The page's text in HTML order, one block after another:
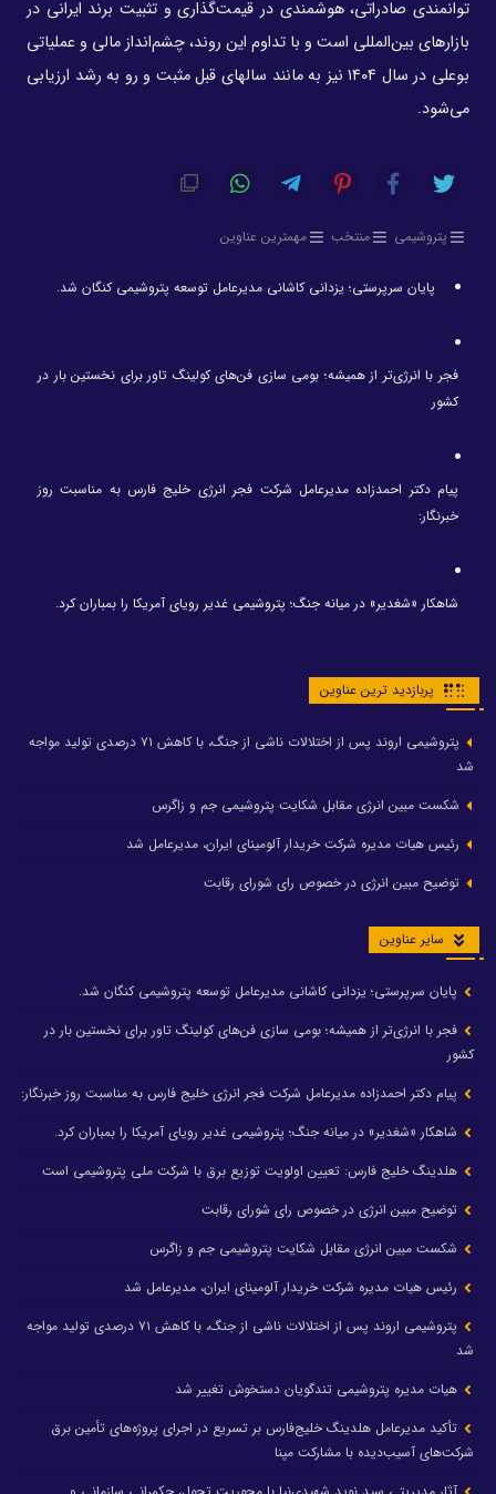
توانمندی صادراتی، هوشمندی در قیمت‌گذاری و تثبیت برند ایرانی در
بازارهای بین‌المللی است و با تداوم این روند، چشم‌انداز مالی و عملیاتی
بوعلی در سال ۱۴۰۴ نیز به مانند سالهای قبل مثبت و رو به رشد ارزیابی
می‌شود.
پتروشیمی منتخب مهمترین عناوین
پایان سرپرستی؛ یزدانی کاشانی مدیرعامل توسعه پتروشیمی کنگان شد.
فجر با انرژی‌تر از همیشه؛ بومی سازی فن‌های کولینگ تاور برای نخستین بار در
کشور
پیام دکتر احمدزاده مدیرعامل شرکت فجر انرژی خلیج فارس به مناسبت روز
خبرنگار:
شاهکار «شغدیر» در میانه جنگ؛ پتروشیمی غدیر رویای آمریکا را بمباران کرد.
پربازدید ترین عناوین
پتروشیمی اروند پس از اختلالات ناشی از جنگ، با کاهش ۷۱ درصدی تولید مواجه
شد
شکست مبین انرژی مقابل شکایت پتروشیمی جم و زاگرس
رئیس هیات مدیره شرکت خریدار آلومینای ایران، مدیرعامل شد
توضیح مبین انرژی در خصوص رای شورای رقابت
سایر عناوین
پایان سرپرستی؛ یزدانی کاشانی مدیرعامل توسعه پتروشیمی کنگان شد.
فجر با انرژی‌تر از همیشه؛ بومی سازی فن‌های کولینگ تاور برای نخستین بار در
کشور
پیام دکتر احمدزاده مدیرعامل شرکت فجر انرژی خلیج فارس به مناسبت روز خبرنگار:
شاهکار «شغدیر» در میانه جنگ؛ پتروشیمی غدیر رویای آمریکا را بمباران کرد.
هلدینگ خلیج فارس: تعیین اولویت توزیع برق با شرکت ملی پتروشیمی است
توضیح مبین انرژی در خصوص رای شورای رقابت
شکست مبین انرژی مقابل شکایت پتروشیمی جم و زاگرس
رئیس هیات مدیره شرکت خریدار آلومینای ایران، مدیرعامل شد
پتروشیمی اروند پس از اختلالات ناشی از جنگ، با کاهش ۷۱ درصدی تولید مواجه
شد
هیات مدیره پتروشیمی تندگویان دستخوش تغییر شد
تأکید مدیرعامل هلدینگ خلیج‌فارس بر تسریع در اجرای پروژه‌های تأمین برق
شرکت‌های آسیب‌دیده با مشارکت مپنا